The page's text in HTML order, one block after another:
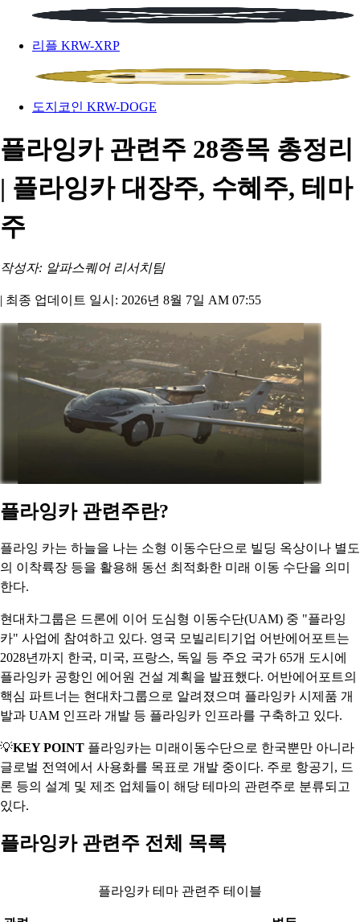
리플 KRW-XRP
도지코인 KRW-DOGE
플라잉카 관련주 28종목 총정리
| 플라잉카 대장주, 수혜주, 테마
주
작성자: 알파스퀘어 리서치팀
| 최종 업데이트 일시: 2026년 8월 7일 AM 07:55
플라잉카 관련주란?
플라잉 카는 하늘을 나는 소형 이동수단으로 빌딩 옥상이나 별도
의 이착륙장 등을 활용해 동선 최적화한 미래 이동 수단을 의미
한다.
현대차그룹은 드론에 이어 도심형 이동수단(UAM) 중 "플라잉
카" 사업에 참여하고 있다. 영국 모빌리티기업 어반에어포트는
2028년까지 한국, 미국, 프랑스, 독일 등 주요 국가 65개 도시에
플라잉카 공항인 에어원 건설 계획을 발표했다. 어반에어포트의
핵심 파트너는 현대차그룹으로 알려졌으며 플라잉카 시제품 개
발과 UAM 인프라 개발 등 플라잉카 인프라를 구축하고 있다.
💡KEY POINT 플라잉카는 미래이동수단으로 한국뿐만 아니라
글로벌 전역에서 사용화를 목표로 개발 중이다. 주로 항공기, 드
론 등의 설계 및 제조 업체들이 해당 테마의 관련주로 분류되고
있다.
플라잉카 관련주 전체 목록
플라잉카 테마 관련주 테이블